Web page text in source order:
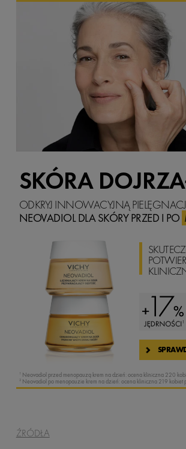
SKÓRA
ODKRYJ INNOWACYJNĄ
NEOVADIOLDLA SKÓRY PRZED I PO
1 Neovadiol przed menopauzą krem na dzień: ocena kliniczna 220
2Neovadiol po menopauzie krem na dzień: ocena kliniczna 219 kobiet
ŹRÓDŁA